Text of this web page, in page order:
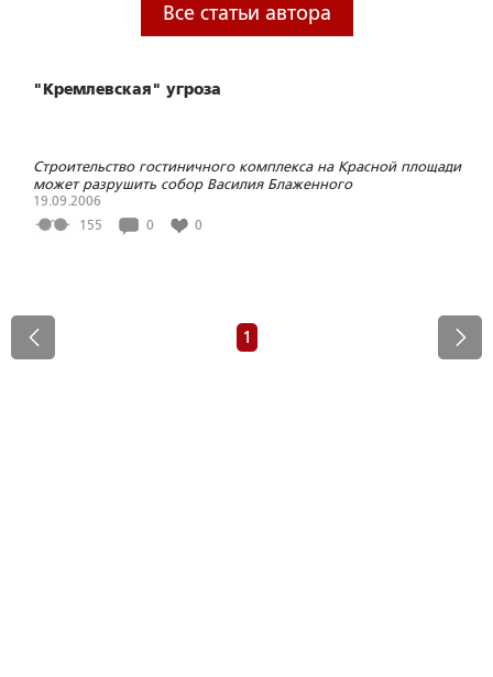
Все статьи автора
"Кремлевская" угроза
Строительство гостиничного комплекса на Красной площади
может разрушить собор Василия Блаженного
19.09.2006
155
0 0
1